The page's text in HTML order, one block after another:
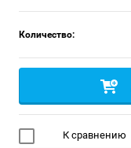
Количество:
К сравнению